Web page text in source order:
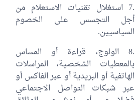
.7 استغلال تقنيات الاستعلام من
أجل التجسس على الخصوم
السياسيين.
.8 الولوج، قراءة أو المساس
بالمعطيات الشخصية، المراسلات
الهاتفية أو البريدية أو عبر الفاكس أو
عبر شبكات التواصل الاجتماعي